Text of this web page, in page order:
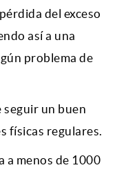
del exceso
así a una
problema de
un buen
físicas regulares.
a menos de 1000